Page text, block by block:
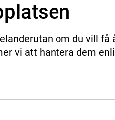
om du vill få
vi att hantera dem